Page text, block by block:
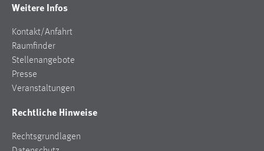
Weitere Infos
Kontakt/Anfahrt
Raumfinder
Stellenangebote
Presse
Veranstaltungen
Rechtliche Hinweise
Rechtsgrundlagen